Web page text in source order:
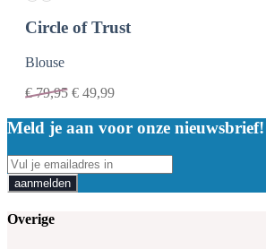
Circle of Trust
Blouse
€79,95 € 49,99
Meld je aan voor onze nieuwsbrief!
aanmelden
Overige